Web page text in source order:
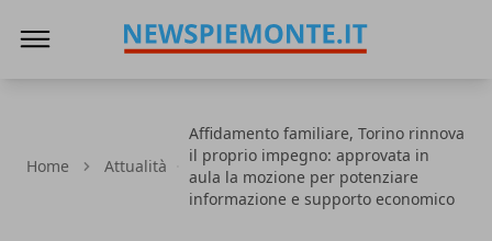
Home Attualità
Affidamento familiare, Torino rinnova
il proprio impegno: approvata in
aula la mozione per potenziare
informazione e supporto economico